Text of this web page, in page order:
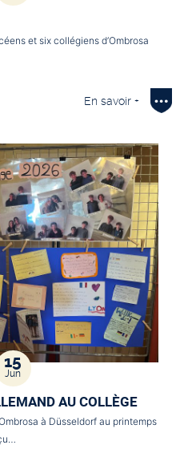
et six collégiens d’Ombrosa
En savoir +
15
Jun
AU COLLÈGE
à Düsseldorf au printemps